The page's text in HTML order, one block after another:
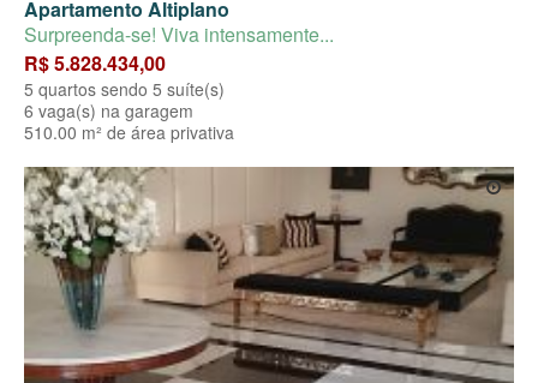
Apartamento Altiplano
Surpreenda-se! Viva intensamente...
R$ 5.828.434,00
5 quartos sendo 5 suíte(s)
6 vaga(s) na garagem
510.00 m² de área privativa